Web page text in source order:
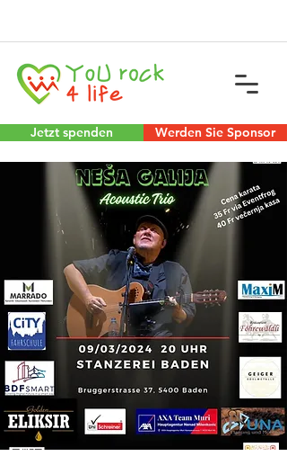
Jetzt spenden Werden Sie Sponsor